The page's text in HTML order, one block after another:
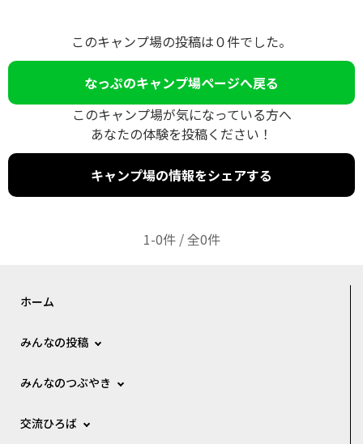
このキャンプ場の投稿は０件でした。
なっぷのキャンプ場ページへ戻る
このキャンプ場が気になっている方へ
あなたの体験を投稿ください！
キャンプ場の情報をシェアする
1-0件 / 全0件
ホーム
みんなの投稿
みんなのつぶやき
交流ひろば